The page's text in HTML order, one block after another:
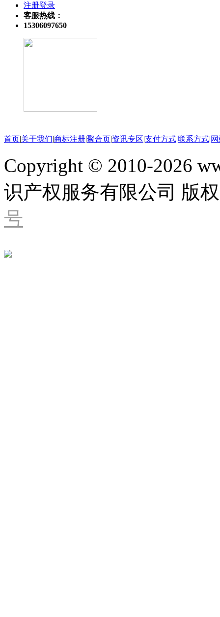
注册登录
客服热线：
15306097650
首页|关于我们|商标注册|聚合页|资讯专区|支付方式|联系方式|
Copyright © 2010-2026
识产权服务有限公司 版
号